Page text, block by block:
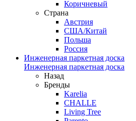
Коричневый
Страна
Австрия
США/Китай
Польша
Россия
Инженерная паркетная доска
Инженерная паркетная доска
Назад
Бренды
Karelia
CHALLE
Living Tree